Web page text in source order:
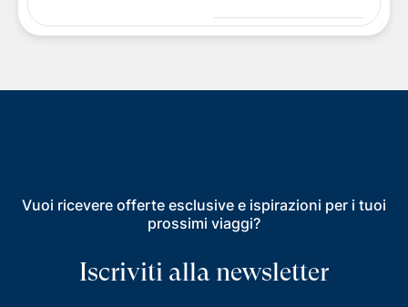
Vuoi ricevere offerte esclusive e ispirazioni per i tuoi
prossimi viaggi?
Iscriviti alla newsletter